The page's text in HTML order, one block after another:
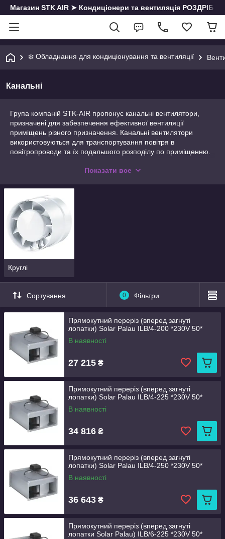
Магазин STK AIR ➤ Кондиціонери та вентиляція РОЗДРІБ
❄️ Обладнання для кондиціонування та вентиляції
Канальні
Група компаній STK-AIR пропонує канальні вентилятори,
призначені для забезпечення ефективної вентиляції
приміщень різного призначення. Канальні вентилятори
використовуються для транспортування повітря в
повітропроводи та їх подальшого розподілу по приміщенню.
Забезпечують потужний та надійний потік повітря в
приміщенні;
Працюють безшумно і не створюють дискомфорт для
людей, які знаходяться всередині приміщення;
Економлять енергію завдяки високій ефективності
роботи;
Стійкі до перепадів температур та вологості повітря;
Прості в установці та обслуговуванні.
потужності та продуктивності, які підходять для приміщень
пропонуємо консультації щодо вибору найбільш відповідної
моделі в залежності від умов експлуатації та вимог
замовника.
Показати все
Круглі
Сортування 0 Фільтри
Прямокутний переріз (вперед загнуті
лопатки) Solar Palau ILB/4-200 *230V 50*
В наявності
27 215 ₴
Прямокутний переріз (вперед загнуті
лопатки) Solar Palau ILB/4-225 *230V 50*
В наявності
34 816 ₴
Прямокутний переріз (вперед загнуті
лопатки) Solar Palau ILB/4-250 *230V 50*
В наявності
36 643 ₴
Прямокутний переріз (вперед загнуті
лопатки Solar Palau) ILB/6-225 *230V 50*